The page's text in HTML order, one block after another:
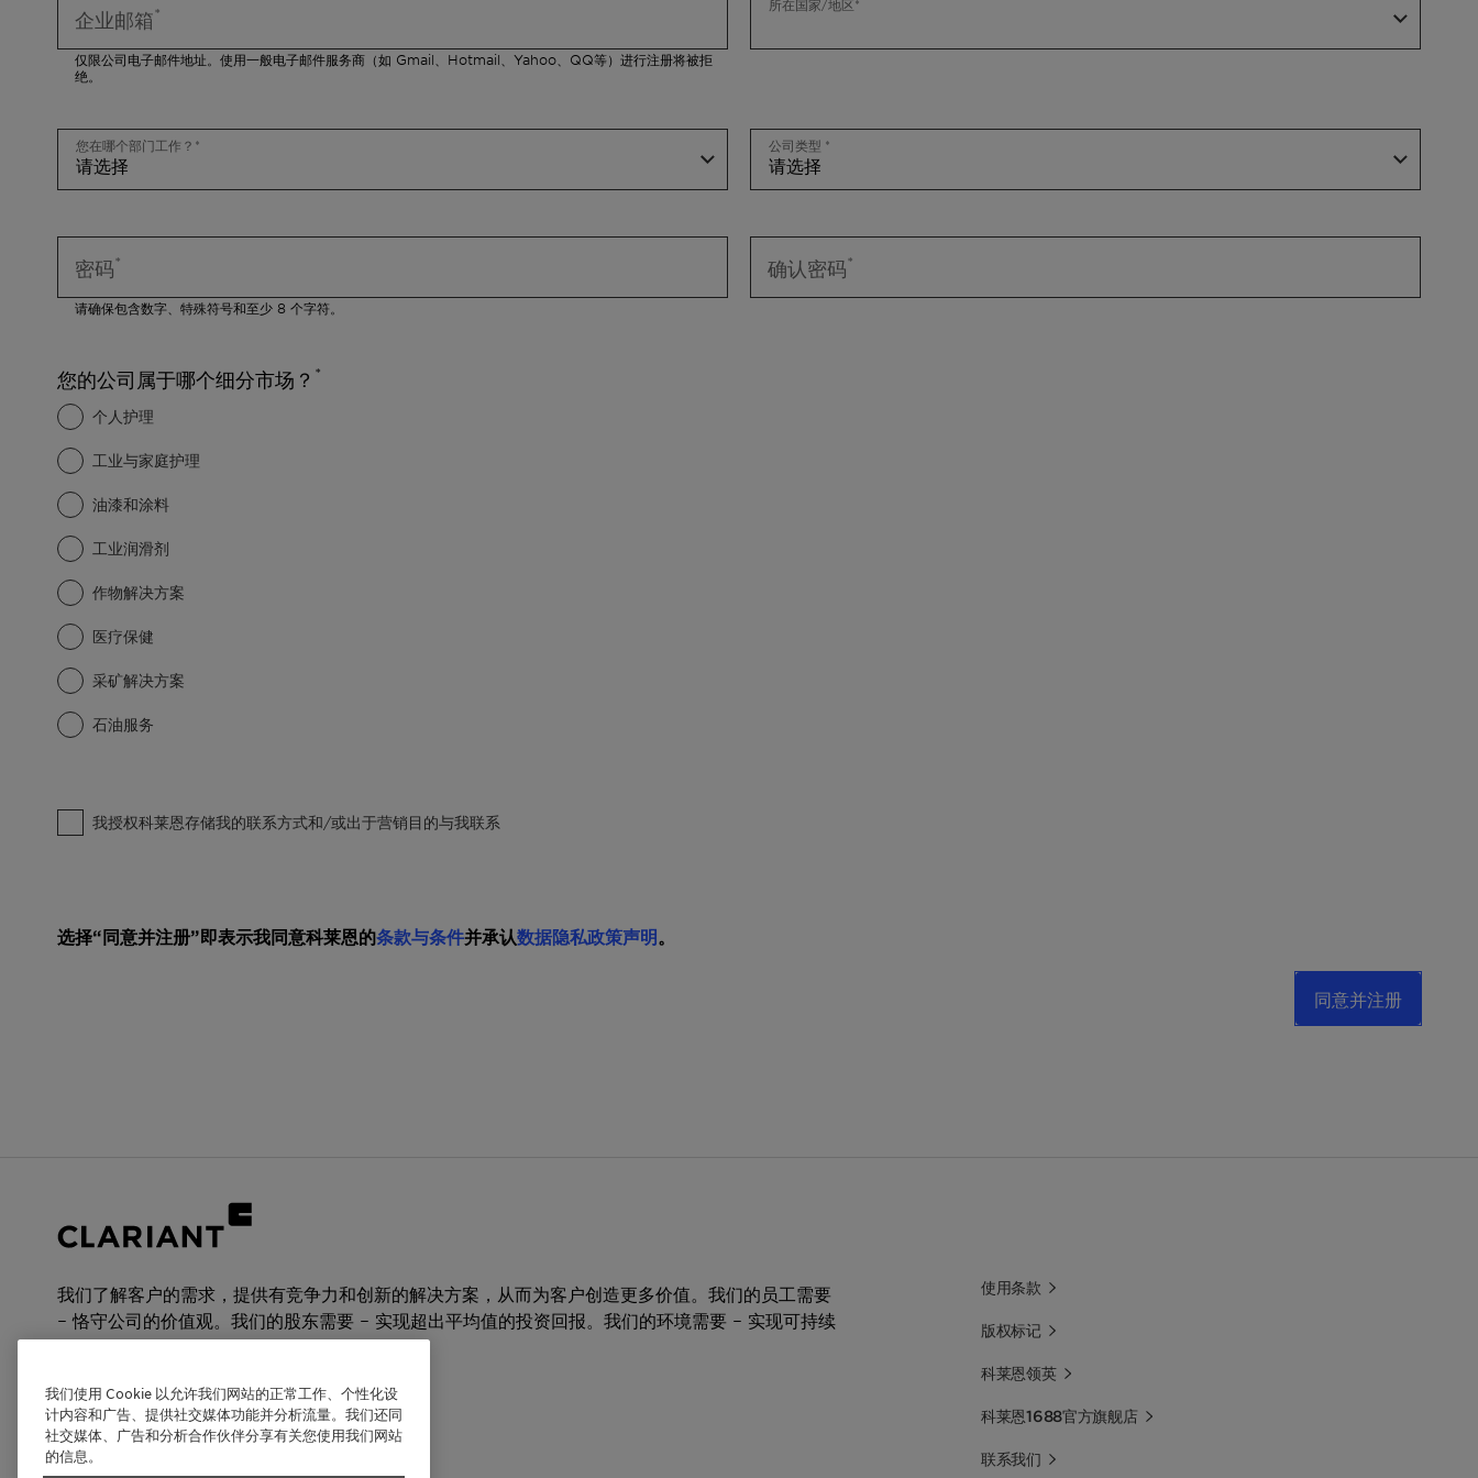
企业邮箱
仅限公司电子邮件地址。使用一般电子邮件服务商（如 Gmail、Hotmail、Yahoo、QQ等）进行注册将被拒
绝。
所在国家/地区
您在哪个部门工作？ 公司类型
密码
请确保包含数字、特殊符号和至少 8 个字符。
确认密码
您的公司属于哪个细分市场？
个人护理
工业与家庭护理
油漆和涂料
工业润滑剂
作物解决方案
医疗保健
采矿解决方案
石油服务
我授权科莱恩存储我的联系方式和/或出于营销目的与我联系
选择“同意并注册”即表示我同意科莱恩的条款与条件并承认数据隐私政策声明。
同意并注册
我们了解客户的需求，提供有竞争力和创新的解决方案，从而为客户创造更多价值。我们的员工需要
– 恪守公司的价值观。我们的股东需要 – 实现超出平均值的投资回报。我们的环境需要 – 实现可持续
发展。
科莱恩中国
官方微信公众号
使用条款
版权标记
科莱恩领英
科莱恩1688官方旗舰店
联系我们
我们使用 Cookie 以允许我们网站的正常工作、个性化设
计内容和广告、提供社交媒体功能并分析流量。我们还同
社交媒体、广告和分析合作伙伴分享有关您使用我们网站
的信息。